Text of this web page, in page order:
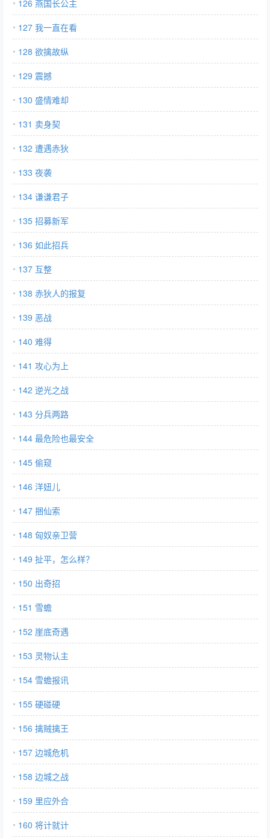
126 燕国长公主
127 我一直在看
128 欲擒故纵
129 震撼
130 盛情难却
131 卖身契
132 遭遇赤狄
133 夜袭
134 谦谦君子
135 招募新军
136 如此招兵
137 互整
138 赤狄人的报复
139 恶战
140 难得
141 攻心为上
142 逆光之战
143 分兵两路
144 最危险也最安全
145 偷窥
146 洋妞儿
147 捆仙索
148 匈奴亲卫营
149 扯平，怎么样？
150 出奇招
151 雪蟾
152 崖底奇遇
153 灵物认主
154 雪蟾报讯
155 硬碰硬
156 擒贼擒王
157 边城危机
158 边城之战
159 里应外合
160 将计就计